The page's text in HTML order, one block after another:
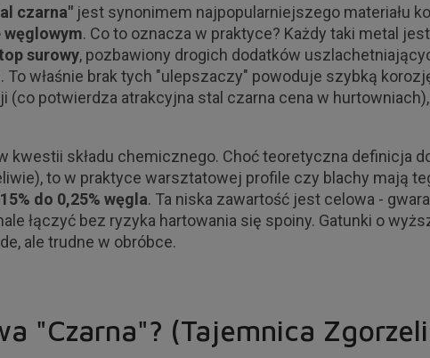
czarna" jest synonimem najpopularniejszego materiału
. Co to oznacza w praktyce? Każdy taki metal
surowy, pozbawiony drogich dodatków
właśnie brak tych "ulepszaczy" powoduje szybką
(co potwierdza atrakcyjna stal czarna cena w
kwestii składu chemicznego. Choć teoretyczna definicja
to w praktyce warsztatowej profile czy blachy mają
do 0,25% węgla. Ta niska zawartość jest celowa -
łączyć bez ryzyka hartowania się spoiny. Gatunki o
ale trudne w obróbce.
"Czarna"? (Tajemnica